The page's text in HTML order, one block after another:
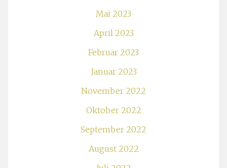
Mai 2023
April 2023
Februar 2023
Januar 2023
November 2022
Oktober 2022
September 2022
August 2022